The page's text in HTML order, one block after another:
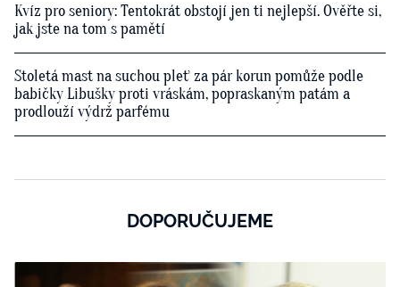
Kvíz pro seniory: Tentokrát obstojí jen ti nejlepší. Ověřte si,
jak jste na tom s pamětí
Stoletá mast na suchou pleť za pár korun pomůže podle
babičky Libušky proti vráskám, popraskaným patám a
prodlouží výdrž parfému
DOPORUČUJEME